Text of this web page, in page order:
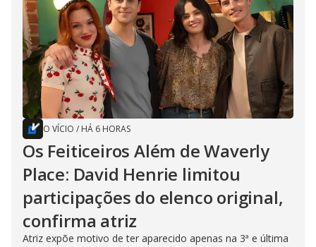
O VÍCIO / HÁ 6 HORAS
Os Feiticeiros Além de Waverly
Place: David Henrie limitou
participações do elenco original,
confirma atriz
Atriz expõe motivo de ter aparecido apenas na 3ª e última